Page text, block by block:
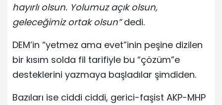
hayırlı olsun. Yolumuz açık olsun,
geleceğimiz ortak olsun”dedi.
DEM’in “yetmez ama evet”inin peşine dizilen
bir kısım solda fil tarifiyle bu “çözüm”e
desteklerini yazmaya başladılar şimdiden.
Bazıları ise ciddi ciddi, gerici-faşist AKP-MHP